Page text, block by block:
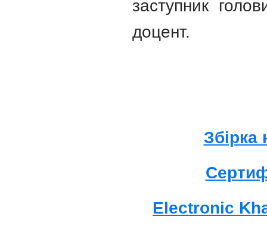
заступник
доцент.
Збірка
Electronic